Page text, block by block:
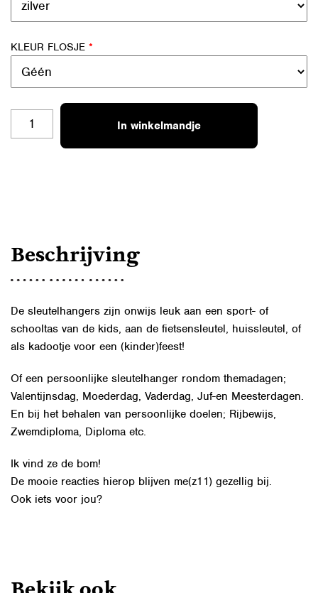
KLEUR FLOSJE *
In winkelmandje
Beschrijving
De sleutelhangers zijn onwijs leuk aan een sport- of
schooltas van de kids, aan de fietsensleutel, huissleutel, of
als kadootje voor een (kinder)feest!
Of een persoonlijke sleutelhanger rondom themadagen;
Valentijnsdag, Moederdag, Vaderdag, Juf-en Meesterdagen.
En bij het behalen van persoonlijke doelen; Rijbewijs,
Zwemdiploma, Diploma etc.
Ik vind ze de bom!
De mooie reacties hierop blijven me(z11) gezellig bij.
Ook iets voor jou?